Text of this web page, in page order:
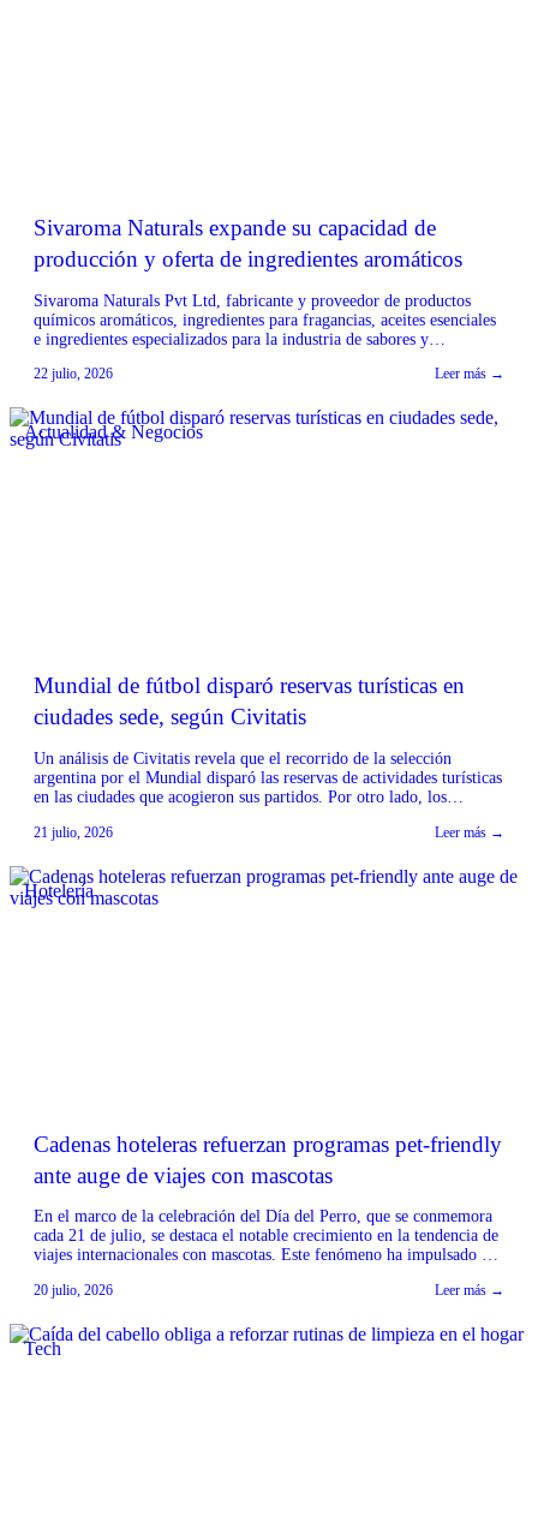
Sivaroma Naturals expande su capacidad de
producción y oferta de ingredientes aromáticos
Sivaroma Naturals Pvt Ltd, fabricante y proveedor de productos
químicos aromáticos, ingredientes para fragancias, aceites esenciales
e ingredientes especializados para la industria de sabores y
fabricación y su portafolio de productos. La empresa, con sede en
precios […]
22 julio, 2026 Leer más →
Actualidad & Negocios
Mundial de fútbol disparó reservas turísticas en
ciudades sede, según Civitatis
Un análisis de Civitatis revela que el recorrido de la selección
argentina por el Mundial disparó las reservas de actividades turísticas
en las ciudades que acogieron sus partidos. Por otro lado, los
temporalmente la contratación de experiencias online. Según el
21 julio, 2026 Leer más →
Hotelería
Cadenas hoteleras refuerzan programas pet-friendly
ante auge de viajes con mascotas
En el marco de la celebración del Día del Perro, que se conmemora
cada 21 de julio, se destaca el notable crecimiento en la tendencia de
viajes internacionales con mascotas. Este fenómeno ha impulsado a
friendly’, adaptando sus servicios para ofrecer una experiencia
20 julio, 2026 Leer más →
Tech